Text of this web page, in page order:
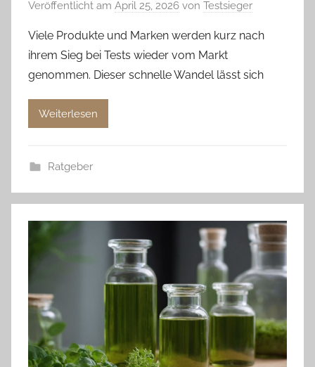
Veröffentlicht am April 25, 2026 von Testsieger
Viele Produkte und Marken werden kurz nach
ihrem Sieg bei Tests wieder vom Markt
genommen. Dieser schnelle Wandel lässt sich
Weiterlesen
Ratgeber